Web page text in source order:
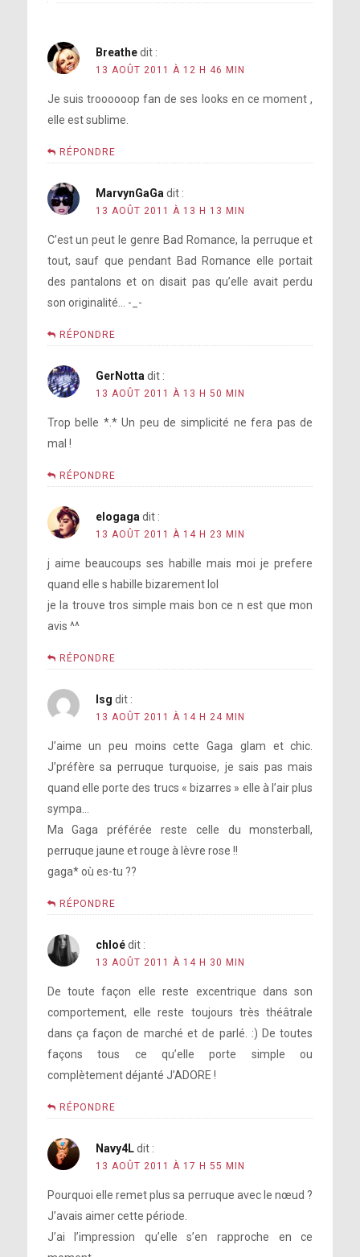
Breathe dit :
13 AOÛT 2011 À 12 H 46 MIN
Je suis troooooop fan de ses looks en ce moment ,
elle est sublime.
RÉPONDRE
MarvynGaGa dit :
13 AOÛT 2011 À 13 H 13 MIN
C’est un peut le genre Bad Romance, la perruque et
tout, sauf que pendant Bad Romance elle portait
des pantalons et on disait pas qu’elle avait perdu
son originalité… -_-
RÉPONDRE
GerNotta dit :
13 AOÛT 2011 À 13 H 50 MIN
Trop belle *.* Un peu de simplicité ne fera pas de
mal !
RÉPONDRE
elogaga dit :
13 AOÛT 2011 À 14 H 23 MIN
j aime beaucoups ses habille mais moi je prefere
quand elle s habille bizarement lol
je la trouve tros simple mais bon ce n est que mon
avis ^^
RÉPONDRE
lsg dit :
13 AOÛT 2011 À 14 H 24 MIN
J’aime un peu moins cette Gaga glam et chic.
J’préfère sa perruque turquoise, je sais pas mais
quand elle porte des trucs « bizarres » elle à l’air plus
sympa…
Ma Gaga préférée reste celle du monsterball,
perruque jaune et rouge à lèvre rose !!
gaga* où es-tu ??
RÉPONDRE
chloé dit :
13 AOÛT 2011 À 14 H 30 MIN
De toute façon elle reste excentrique dans son
comportement, elle reste toujours très théâtrale
dans ça façon de marché et de parlé. :) De toutes
façons tous ce qu’elle porte simple ou
complètement déjanté J’ADORE !
RÉPONDRE
Navy4L dit :
13 AOÛT 2011 À 17 H 55 MIN
Pourquoi elle remet plus sa perruque avec le nœud ?
J’avais aimer cette période.
J’ai l’impression qu’elle s’en rapproche en ce